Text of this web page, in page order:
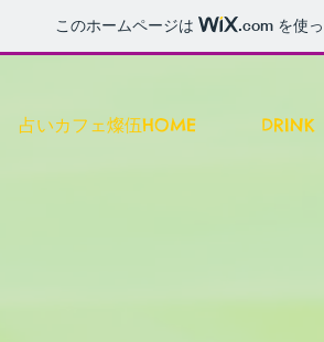
このホームページは .com を使
占いカフェ燦伍HOME DRINK